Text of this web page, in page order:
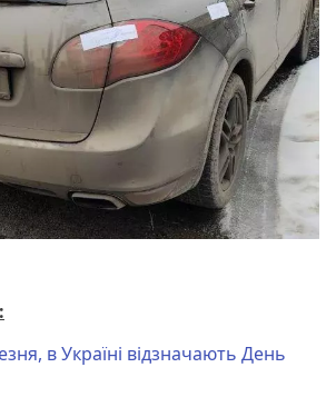
в Україні відзначають День